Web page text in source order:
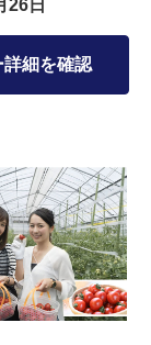
26日
詳細を確認